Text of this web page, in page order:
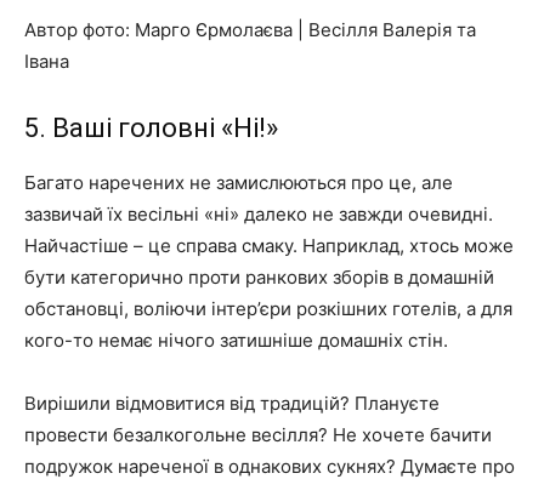
Автор фото: Марго Єрмолаєва | Весілля Валерія та
Івана
5. Ваші головні «Ні!»
Багато наречених не замислюються про це, але
зазвичай їх весільні «ні» далеко не завжди очевидні.
Найчастіше – це справа смаку. Наприклад, хтось може
бути категорично проти ранкових зборів в домашній
обстановці, воліючи інтер’єри розкішних готелів, а для
кого-то немає нічого затишніше домашніх стін.
Вирішили відмовитися від традицій? Плануєте
провести безалкогольне весілля? Не хочете бачити
подружок нареченої в однакових сукнях? Думаєте про